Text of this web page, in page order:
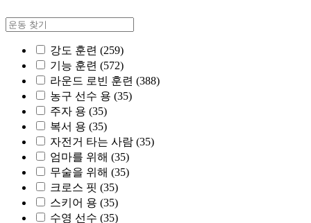
강도 훈련 (259)
기능 훈련 (572)
라운드 로빈 훈련 (388)
농구 선수 용 (35)
주자 용 (35)
복서 용 (35)
자전거 타는 사람 (35)
엄마를 위해 (35)
무술을 위해 (35)
크로스 핏 (35)
스키어 용 (35)
수영 선수 (35)